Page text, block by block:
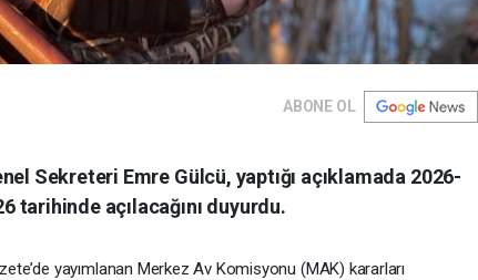
ABONE OL
Sekreteri Emre Gülcü, yaptığı açıklamada 2026-
tarihinde açılacağını duyurdu.
yayımlanan Merkez Av Komisyonu (MAK) kararları